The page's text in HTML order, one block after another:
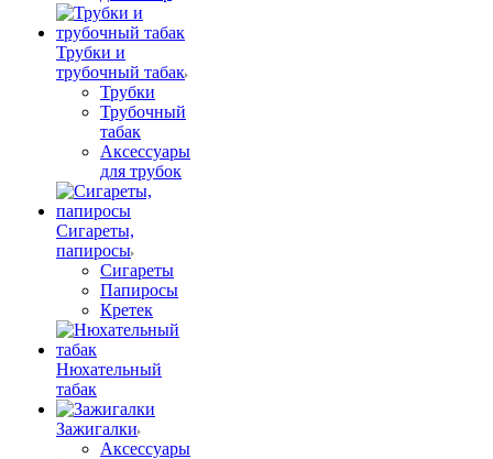
Трубки и
трубочный табак
Трубки
Трубочный
табак
Аксессуары
для трубок
Сигареты,
папиросы
Сигареты
Папиросы
Кретек
Нюхательный
табак
Зажигалки
Аксессуары